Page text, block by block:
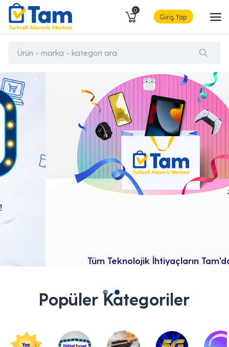
0
Giriş Yap
Tüm Teknolojik İhtiyaçların Tam'da
Popüler Kategoriler